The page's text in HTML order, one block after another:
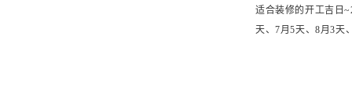
适合装修的开工吉日
天、7月5天、8月3天